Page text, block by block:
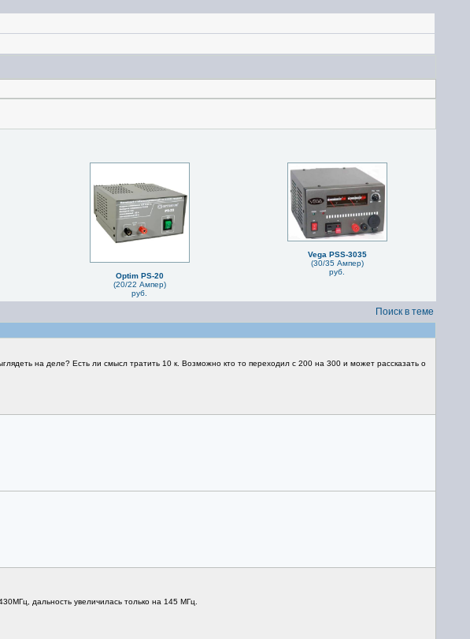
Optim PS-20
(20/22 Ампер)
руб.
Vega PSS-3035
(30/35 Ампер)
руб.
Поиск в теме
на деле? Есть ли смысл тратить 10 к. Возможно кто то переходил с 200 на 300 и может рассказать о
дальность увеличилась только на 145 МГц.